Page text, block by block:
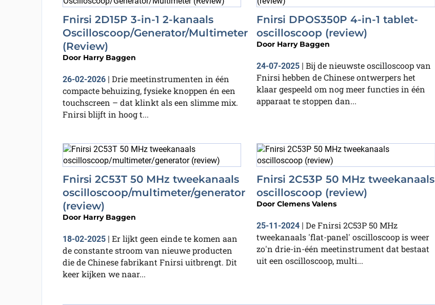
Fnirsi 2D15P 3-in-1 2-kanaals
Oscilloscoop/Generator/Multimeter
(Review)
Door Harry Baggen
26-02-2026| Drie meetinstrumenten in één
compacte behuizing, fysieke knoppen én een
touchscreen – dat klinkt als een slimme mix.
Fnirsi blijft in hoog t...
Fnirsi DPOS350P 4-in-1 tablet-
oscilloscoop (review)
Door Harry Baggen
24-07-2025 | Bij de nieuwste oscilloscoop van
Fnirsi hebben de Chinese ontwerpers het
klaar gespeeld om nog meer functies in één
apparaat te stoppen dan...
Fnirsi 2C53T 50 MHz tweekanaals
oscilloscoop/multimeter/generator
(review)
Door Harry Baggen
18-02-2025| Er lijkt geen einde te komen aan
de constante stroom van nieuwe producten
die de Chinese fabrikant Fnirsi uitbrengt. Dit
keer kijken we naar...
Fnirsi 2C53P 50 MHz tweekanaals
oscilloscoop (review)
Door Clemens Valens
25-11-2024 | De Fnirsi 2C53P 50 MHz
tweekanaals 'flat-panel' oscilloscoop is weer
zo'n drie-in-één meetinstrument dat bestaat
uit een oscilloscoop, multi...